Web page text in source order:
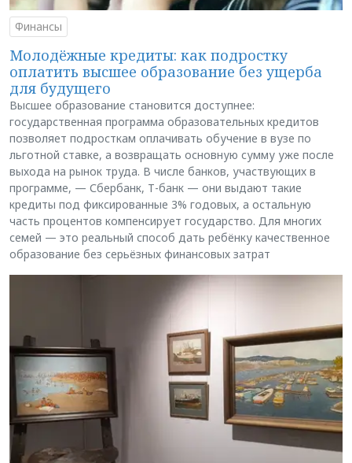
Финансы
Молодёжные кредиты: как подростку
оплатить высшее образование без ущерба
для будущего
Высшее образование становится доступнее:
государственная программа образовательных кредитов
позволяет подросткам оплачивать обучение в вузе по
льготной ставке, а возвращать основную сумму уже после
выхода на рынок труда. В числе банков, участвующих в
программе, — Сбербанк, Т-банк — они выдают такие
кредиты под фиксированные 3% годовых, а остальную
часть процентов компенсирует государство. Для многих
семей — это реальный способ дать ребёнку качественное
образование без серьёзных финансовых затрат